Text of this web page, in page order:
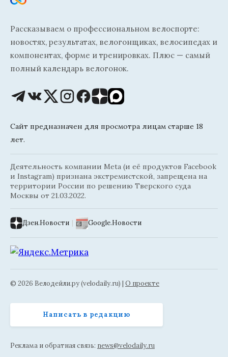
Рассказываем о профессиональном велоспорте:
новостях, результатах, велогонщиках, велосипедах и
компонентах, форме и тренировках. Плюс — самый
полный календарь велогонок.
Сайт предназначен для просмотра лицам старше 18
лет.
Деятельность компании Meta (и её продуктов Facebook
и Instagram) признана экстремистской, запрещена на
территории России по решению Тверского суда
Москвы от 21.03.2022.
Дзен.Новости | Google.Новости
© 2026 Велодейли.ру (velodaily.ru) | О проекте
Написать в редакцию
Реклама и обратная связь: news@velodaily.ru